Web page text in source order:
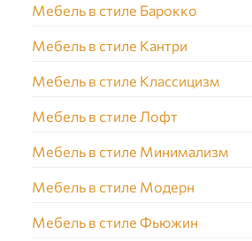
Мебель в стиле Барокко
Мебель в стиле Кантри
Мебель в стиле Классицизм
Мебель в стиле Лофт
Мебель в стиле Минимализм
Мебель в стиле Модерн
Мебель в стиле Фьюжин